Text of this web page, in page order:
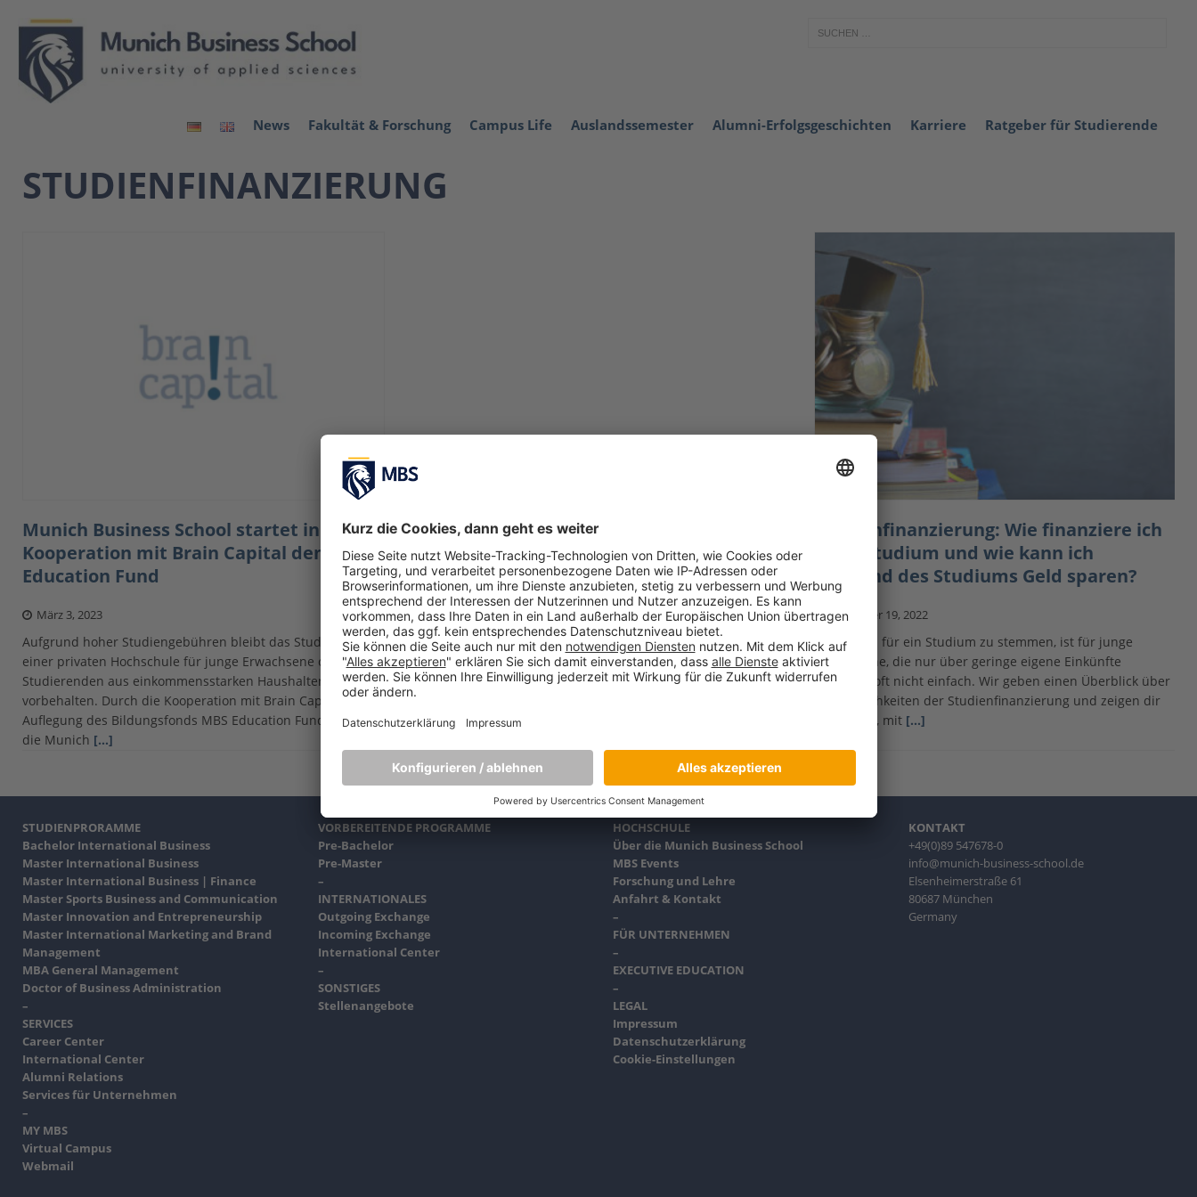
News Fakultät & Forschung Campus Life Auslandssemester Alumni-Erfolgsgeschichten Karriere Ratgeber für Studierende
STUDIENFINANZIERUNG
Munich Business School startet in
Kooperation mit Brain Capital den MBS
Education Fund
März 3, 2023
Aufgrund hoher Studiengebühren bleibt das Studium an
einer privaten Hochschule für junge Erwachsene oft
Studierenden aus einkommensstarken Haushalten
vorbehalten. Durch die Kooperation mit Brain Capital und
Auflegung des Bildungsfonds MBS Education Fund möchte
die Munich […]
Studienfinanzierung: Wie finanziere ich
mein Studium und wie kann ich
während des Studiums Geld sparen?
Dezember 19, 2022
Die Kosten für ein Studium zu stemmen, ist für junge
Erwachsene, die nur über geringe eigene Einkünfte
verfügen, oft nicht einfach. Wir geben einen Überblick über
die Möglichkeiten der Studienfinanzierung und zeigen dir
außerdem, mit […]
STUDIENPRORAMME
Bachelor International Business
Master International Business
Master International Business | Finance
Master Sports Business and Communication
Master Innovation and Entrepreneurship
Master International Marketing and Brand
Management
MBA General Management
Doctor of Business Administration
–
SERVICES
Career Center
International Center
Alumni Relations
Services für Unternehmen
–
MY MBS
Virtual Campus
Webmail
VORBEREITENDE PROGRAMME
Pre-Bachelor
Pre-Master
–
INTERNATIONALES
Outgoing Exchange
Incoming Exchange
International Center
–
SONSTIGES
Stellenangebote
HOCHSCHULE
Über die Munich Business School
MBS Events
Forschung und Lehre
Anfahrt & Kontakt
–
FÜR UNTERNEHMEN
–
EXECUTIVE EDUCATION
–
LEGAL
Impressum
Datenschutzerklärung
Cookie-Einstellungen
KONTAKT
+49(0)89 547678-0
info@munich-business-school.de
Elsenheimerstraße 61
80687 München
Germany